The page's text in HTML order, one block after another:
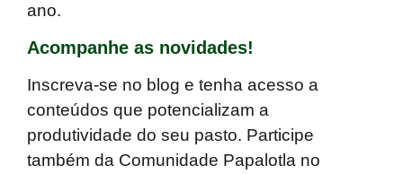
ano.
Acompanhe as novidades!
Inscreva-se no blog e tenha acesso a
conteúdos que potencializam a
produtividade do seu pasto. Participe
também da Comunidade Papalotla no